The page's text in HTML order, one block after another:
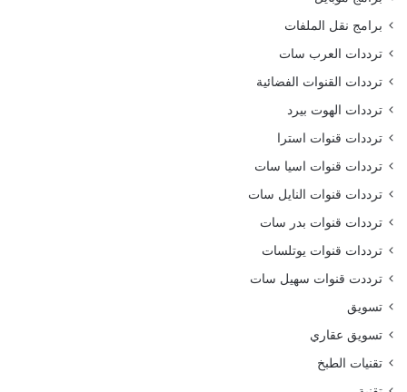
برامج نقل الملفات
ترددات العرب سات
ترددات القنوات الفضائية
ترددات الهوت بيرد
ترددات قنوات استرا
ترددات قنوات اسيا سات
ترددات قنوات النايل سات
ترددات قنوات بدر سات
ترددات قنوات يوتلسات
ترددت قنوات سهيل سات
تسويق
تسويق عقاري
تقنيات الطبخ